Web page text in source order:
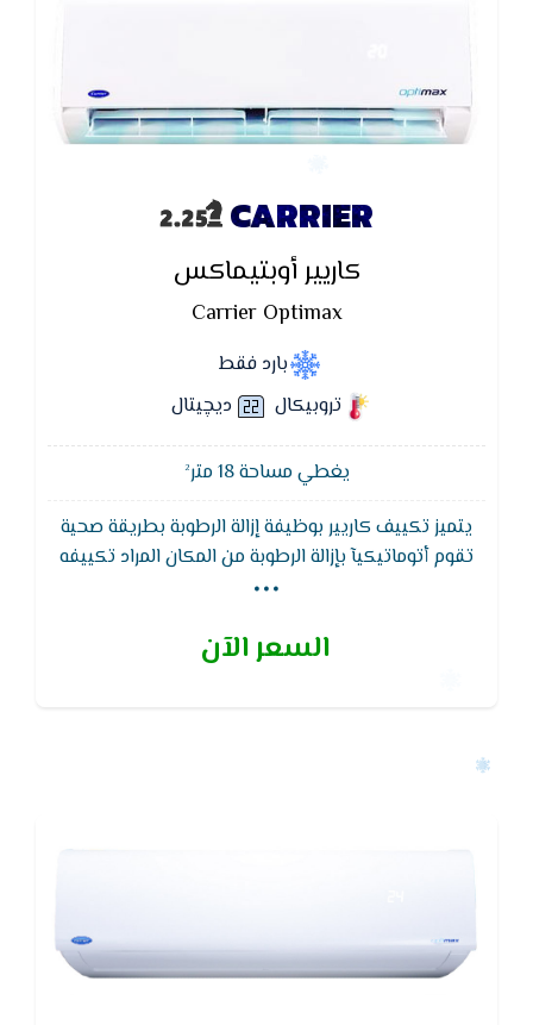
CARRIER
كاريير أوبتيماكس
Carrier Optimax
بارد فقط
تروبيكال
ديچيتال
يغطي مساحة 18 متر²
يتميز تكييف كاريير بوظيفة إزالة الرطوبة بطريقة صحية
تقوم أتوماتيكيآ بإزالة الرطوبة من المكان المراد تكييفه
ويتميز تكييف كاريير ايضا بوجود وظائف التايمر لتوفير
...
السعر الآن